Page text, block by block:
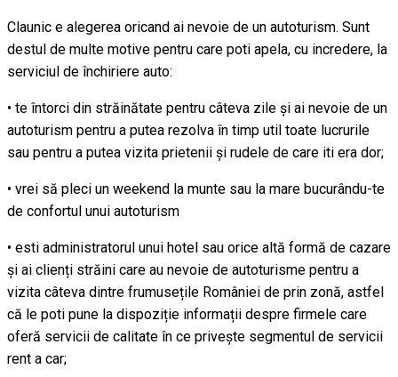
Claunic e alegerea oricand ai nevoie de un autoturism. Sunt
destul de multe motive pentru care poti apela, cu incredere, la
serviciul de închiriere auto:
• te întorci din străinătate pentru câteva zile și ai nevoie de un
autoturism pentru a putea rezolva în timp util toate lucrurile
sau pentru a putea vizita prietenii și rudele de care iti era dor;
• vrei să pleci un weekend la munte sau la mare bucurându-te
de confortul unui autoturism
• esti administratorul unui hotel sau orice altă formă de cazare
și ai clienți străini care au nevoie de autoturisme pentru a
vizita câteva dintre frumusețile României de prin zonă, astfel
că le poti pune la dispoziție informații despre firmele care
oferă servicii de calitate în ce privește segmentul de servicii
rent a car;